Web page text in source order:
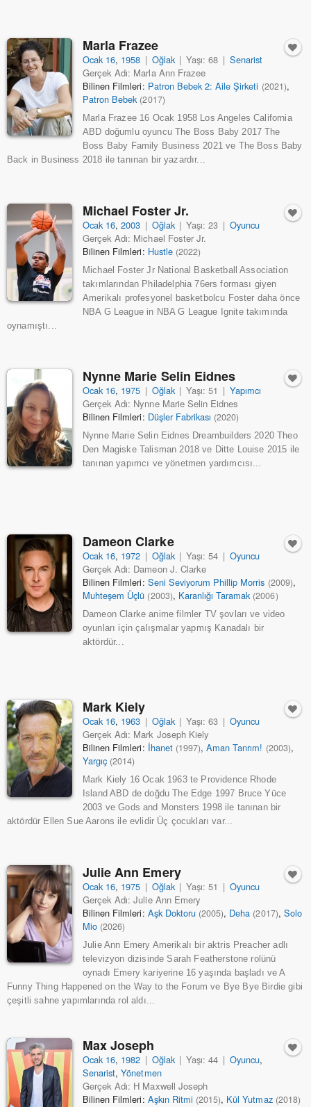
Marla Frazee
Ocak 16, 1958 | Oğlak | Yaşı: 68 | Senarist
Gerçek Adı: Marla Ann Frazee
Bilinen Filmleri: Patron Bebek 2: Aile Şirketi (2021),
Patron Bebek (2017)
Marla Frazee 16 Ocak 1958 Los Angeles California
ABD doğumlu oyuncu The Boss Baby 2017 The
Boss Baby Family Business 2021 ve The Boss Baby
Back in Business 2018 ile tanınan bir yazardır...
Michael Foster Jr.
Ocak 16,2003 | Oğlak | Yaşı: 23 | Oyuncu
Gerçek Adı: Michael Foster Jr.
Bilinen Filmleri: Hustle (2022)
Michael Foster Jr National Basketball Association
takımlarından Philadelphia 76ers forması giyen
Amerikalı profesyonel basketbolcu Foster daha önce
NBA G League in NBA G League Ignite takımında
oynamıştı...
Nynne Marie Selin Eidnes
Ocak 16, 1975 | Oğlak | Yaşı: 51 | Yapımcı
Gerçek Adı: Nynne Marie Selin Eidnes
Bilinen Filmleri: Düşler Fabrikası (2020)
Nynne Marie Selin Eidnes Dreambuilders 2020 Theo
Den Magiske Talisman 2018 ve Ditte Louise 2015 ile
tanınan yapımcı ve yönetmen yardımcısı...
Dameon Clarke
Ocak 16, 1972 | Oğlak | Yaşı: 54 | Oyuncu
Gerçek Adı: Dameon J. Clarke
Bilinen Filmleri: Seni Seviyorum Phillip Morris (2009),
Muhteşem Üçlü (2003), Karanlığı Taramak (2006)
Dameon Clarke anime filmler TV şovları ve video
oyunları için çalışmalar yapmış Kanadalı bir
aktördür...
Mark Kiely
Ocak 16, 1963 | Oğlak | Yaşı: 63 | Oyuncu
Gerçek Adı: Mark Joseph Kiely
Bilinen Filmleri: İhanet (1997),Aman Tanrım! (2003),
Yargıç (2014)
Mark Kiely 16 Ocak 1963 te Providence Rhode
Island ABD de doğdu The Edge 1997 Bruce Yüce
2003 ve Gods and Monsters 1998 ile tanınan bir
aktördür Ellen Sue Aarons ile evlidir Üç çocukları var...
Julie Ann Emery
Ocak 16, 1975 | Oğlak | Yaşı: 51 | Oyuncu
Gerçek Adı: Julie Ann Emery
Bilinen Filmleri: Aşk Doktoru (2005), Deha (2017), Solo
Mio (2026)
Julie Ann Emery Amerikalı bir aktris Preacher adlı
televizyon dizisinde Sarah Featherstone rolünü
oynadı Emery kariyerine 16 yaşında başladı ve A
Funny Thing Happened on the Way to the Forum ve Bye Bye Birdie gibi
çeşitli sahne yapımlarında rol aldı...
Max Joseph
Ocak 16, 1982 | Oğlak | Yaşı: 44 | Oyuncu,
Senarist,Yönetmen
Gerçek Adı: H Maxwell Joseph
Bilinen Filmleri: Aşkın Ritmi (2015), Kül Yutmaz (2018)